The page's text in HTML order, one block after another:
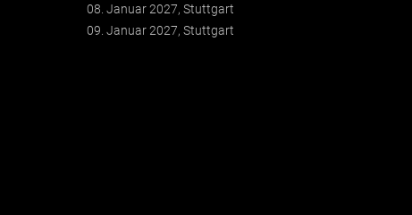
08. Januar 2027, Stuttgart
09. Januar 2027, Stuttgart